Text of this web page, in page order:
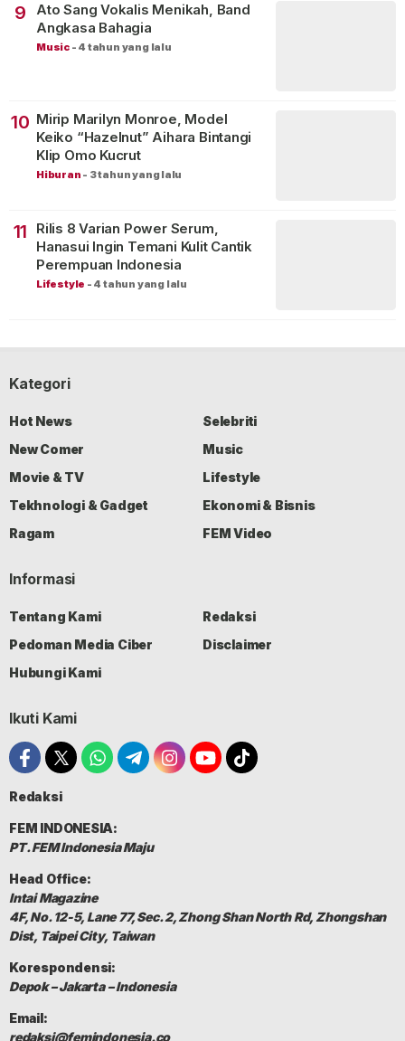
9
Ato Sang Vokalis Menikah, Band
Angkasa Bahagia
Music - 4 tahun yang lalu
10 Mirip Marilyn Monroe, Model
Keiko “Hazelnut” Aihara Bintangi
Klip Omo Kucrut
Hiburan - 3 tahun yang lalu
11
Rilis 8 Varian Power Serum,
Hanasui Ingin Temani Kulit Cantik
Perempuan Indonesia
Lifestyle - 4 tahun yang lalu
Kategori
Hot News
Selebriti
New Comer
Music
Movie & TV
Lifestyle
Tekhnologi & Gadget
Ekonomi & Bisnis
Ragam
FEM Video
Informasi
Tentang Kami
Redaksi
Pedoman Media Ciber
Disclaimer
Hubungi Kami
Ikuti Kami
Redaksi
FEM INDONESIA:
PT. FEM Indonesia Maju
Head Office:
Intai Magazine
4F, No. 12-5, Lane 77, Sec. 2, Zhong Shan North Rd, Zhongshan
Dist, Taipei City, Taiwan
Korespondensi:
Depok – Jakarta – Indonesia
Email:
redaksi@femindonesia.co